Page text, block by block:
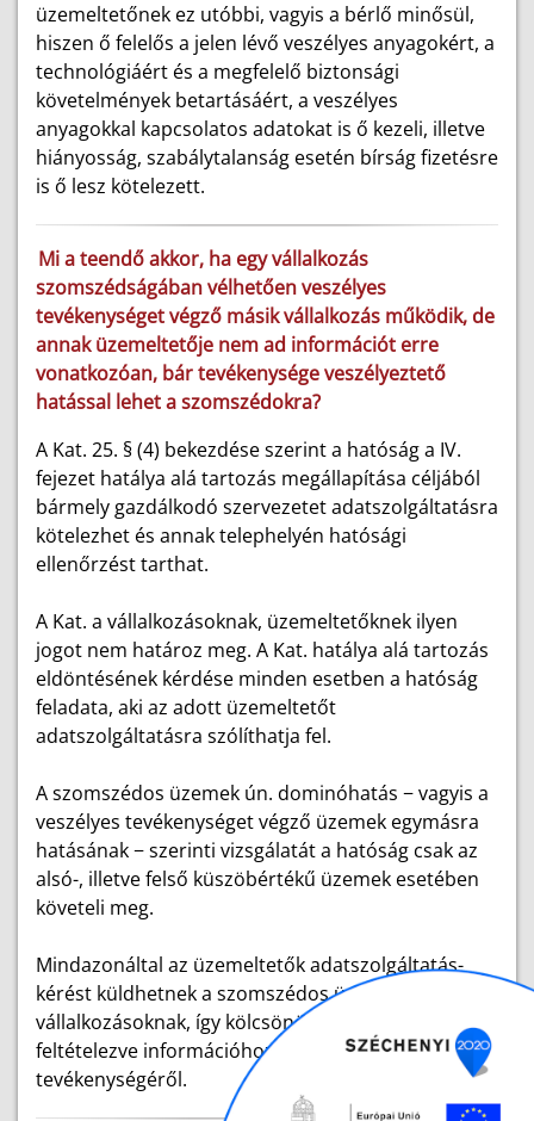
üzemeltetőnek ez utóbbi, vagyis a bérlő minősül,
hiszen ő felelős a jelen lévő veszélyes anyagokért, a
technológiáért és a megfelelő biztonsági
követelmények betartásáért, a veszélyes
anyagokkal kapcsolatos adatokat is ő kezeli, illetve
hiányosság, szabálytalanság esetén bírság fizetésre
is ő lesz kötelezett.
Mi a teendő akkor, ha egy vállalkozás
szomszédságában vélhetően veszélyes
tevékenységet végző másik vállalkozás működik, de
annak üzemeltetője nem ad információt erre
vonatkozóan, bár tevékenysége veszélyeztető
hatással lehet a szomszédokra?
A Kat. 25. § (4) bekezdése szerint a hatóság a IV.
fejezet hatálya alá tartozás megállapítása céljából
bármely gazdálkodó szervezetet adatszolgáltatásra
kötelezhet és annak telephelyén hatósági
ellenőrzést tarthat.
A Kat. a vállalkozásoknak, üzemeltetőknek ilyen
jogot nem határoz meg. A Kat. hatálya alá tartozás
eldöntésének kérdése minden esetben a hatóság
feladata, aki az adott üzemeltetőt
adatszolgáltatásra szólíthatja fel.
A szomszédos üzemek ún. dominóhatás − vagyis a
veszélyes tevékenységet végző üzemek egymásra
hatásának − szerinti vizsgálatát a hatóság csak az
alsó-, illetve felső küszöbértékű üzemek esetében
követeli meg.
Mindazonáltal az üzemeltetők adatszolgáltatás-
kérést küldhetnek a szomszédos üzemeknek,
vállalkozásoknak, így kölcsönös együttműködést
feltételezve információhoz juthatnak azok
tevékenységéről.